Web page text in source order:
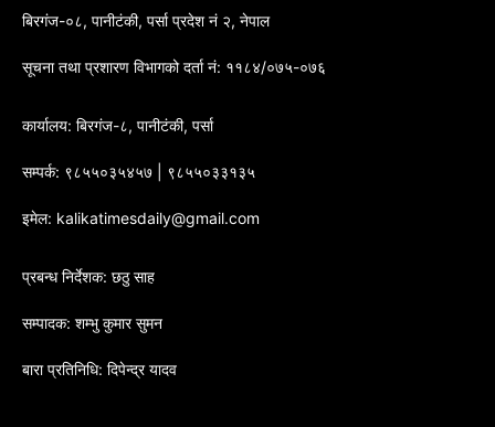
बिरगंज-०८, पानीटंकी, पर्सा प्रदेश नं २, नेपाल
सूचना तथा प्रशारण विभागको दर्ता नं: ११८४/०७५-०७६
कार्यालय: बिरगंज-८, पानीटंकी, पर्सा
सम्पर्क: ९८५५०३५४५७ | ९८५५०३३१३५
इमेल: kalikatimesdaily@gmail.com
प्रबन्ध निर्देशक: छठु साह
सम्पादक: शम्भु कुमार सुमन
बारा प्रतिनिधि: दिपेन्द्र यादव